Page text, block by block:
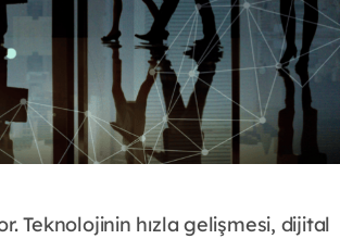
Teknolojinin hızla gelişmesi, dijital